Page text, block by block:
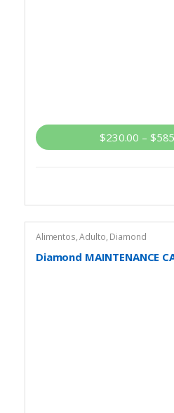
$230.00 – $
Alimentos,Adulto, Diamond
Diamond MAINTENANCE